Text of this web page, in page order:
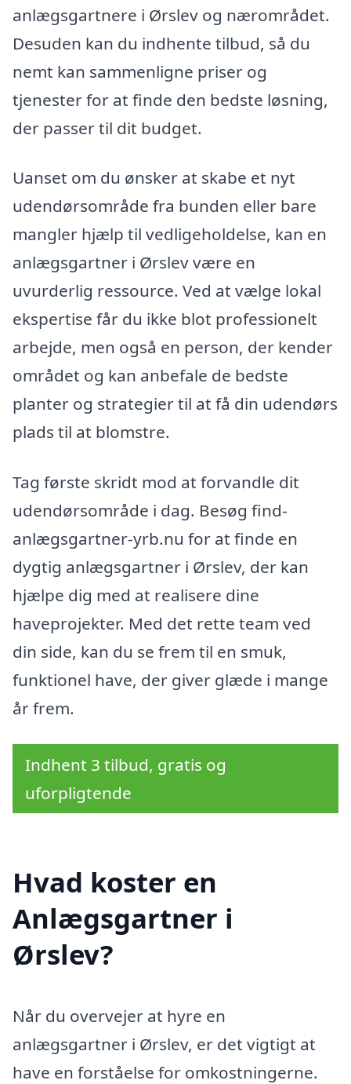
anlægsgartnere i Ørslev og nærområdet.
Desuden kan du indhente tilbud, så du
nemt kan sammenligne priser og
tjenester for at finde den bedste løsning,
der passer til dit budget.
Uanset om du ønsker at skabe et nyt
udendørsområde fra bunden eller bare
mangler hjælp til vedligeholdelse, kan en
anlægsgartner i Ørslev være en
uvurderlig ressource. Ved at vælge lokal
ekspertise får du ikke blot professionelt
arbejde, men også en person, der kender
området og kan anbefale de bedste
planter og strategier til at få din udendørs
plads til at blomstre.
Tag første skridt mod at forvandle dit
udendørsområde i dag. Besøg find-
anlægsgartner-yrb.nu for at finde en
dygtig anlægsgartner i Ørslev, der kan
hjælpe dig med at realisere dine
haveprojekter. Med det rette team ved
din side, kan du se frem til en smuk,
funktionel have, der giver glæde i mange
år frem.
Indhent 3 tilbud, gratis og
uforpligtende
Hvad koster en
Anlægsgartner i
Ørslev?
Når du overvejer at hyre en
anlægsgartner i Ørslev, er det vigtigt at
have en forståelse for omkostningerne.